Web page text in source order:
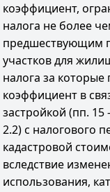
коэффициент,
налога не более
предшествующим
участков для
налога за
коэффициент в
застройкой (пп. 15
2.2) с налогового
кадастровой
вследствие
использования,